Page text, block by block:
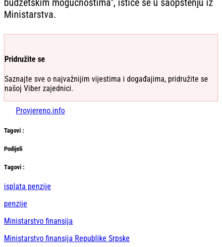
budžetskim mogućnostima", ističe se u saopštenju iz
Ministarstva.
Pridružite se
Saznajte sve o najvažnijim vijestima i događajima, pridružite se
našoj Viber zajednici.
Provjereno.info
Tagovi :
Podijeli
Тagovi :
isplata penzije
penzije
Ministarstvo finansija
Ministarstvo finansija Republike Srpske